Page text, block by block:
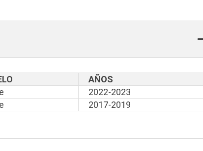
AÑOS
2022-2023
2017-2019